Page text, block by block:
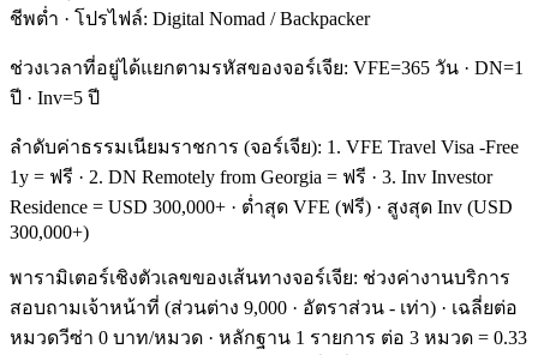
ชีพต่ำ · โปรไฟล์: Digital Nomad / Backpacker
ช่วงเวลาที่อยู่ได้แยกตามรหัสของจอร์เจีย: VFE=365 วัน · DN=1
ปี · Inv=5 ปี
ลำดับค่าธรรมเนียมราชการ (จอร์เจีย): 1. VFE Travel Visa -Free
1y = ฟรี · 2. DN Remotely from Georgia = ฟรี · 3. Inv Investor
Residence = USD 300,000+ · ต่ำสุด VFE (ฟรี) · สูงสุด Inv (USD
300,000+)
พารามิเตอร์เชิงตัวเลขของเส้นทางจอร์เจีย: ช่วงค่างานบริการ
สอบถามเจ้าหน้าที่ (ส่วนต่าง 9,000 · อัตราส่วน - เท่า) · เฉลี่ยต่อ
หมวดวีซ่า 0 บาท/หมวด · หลักฐาน 1 รายการ ต่อ 3 หมวด = 0.33